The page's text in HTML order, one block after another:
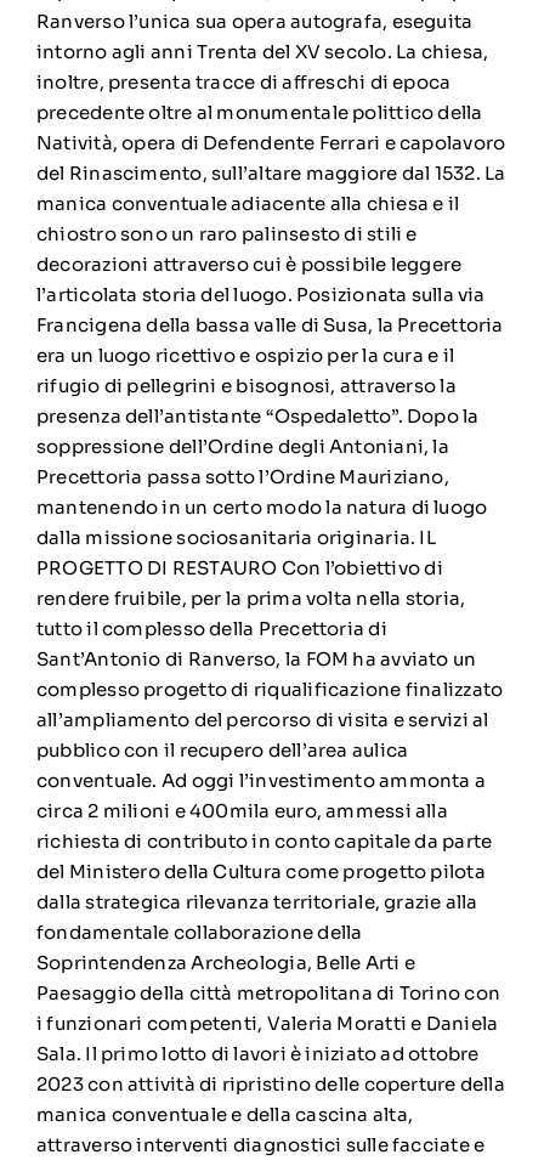
Ranverso l’unica sua opera autografa, eseguita
intorno agli anni Trenta del XV secolo. La chiesa,
inoltre, presenta tracce di affreschi di epoca
precedente oltre al monumentale polittico della
Natività, opera di Defendente Ferrari e capolavoro
del Rinascimento, sull’altare maggiore dal 1532. La
manica conventuale adiacente alla chiesa e il
chiostro sono un raro palinsesto di stili e
decorazioni attraverso cui è possibile leggere
l’articolata storia del luogo. Posizionata sulla via
Francigena della bassa valle di Susa, la Precettoria
era un luogo ricettivo e ospizio per la cura e il
rifugio di pellegrini e bisognosi, attraverso la
presenza dell’antistante “Ospedaletto”. Dopo la
soppressione dell’Ordine degli Antoniani, la
Precettoria passa sotto l’Ordine Mauriziano,
mantenendo in un certo modo la natura di luogo
dalla missione sociosanitaria originaria. IL
PROGETTO DI RESTAURO Con l’obiettivo di
rendere fruibile, per la prima volta nella storia,
tutto il complesso della Precettoria di
Sant’Antonio di Ranverso, la FOM ha avviato un
complesso progetto di riqualificazione finalizzato
all’ampliamento del percorso di visita e servizi al
pubblico con il recupero dell’area aulica
conventuale. Ad oggi l’investimento ammonta a
circa 2 milioni e 400mila euro, ammessi alla
richiesta di contributo in conto capitale da parte
del Ministero della Cultura come progetto pilota
dalla strategica rilevanza territoriale, grazie alla
fondamentale collaborazione della
Soprintendenza Archeologia, Belle Arti e
Paesaggio della città metropolitana di Torino con
i funzionari competenti, Valeria Moratti e Daniela
Sala. Il primo lotto di lavori è iniziato ad ottobre
2023 con attività di ripristino delle coperture della
manica conventuale e della cascina alta,
attraverso interventi diagnostici sulle facciate e